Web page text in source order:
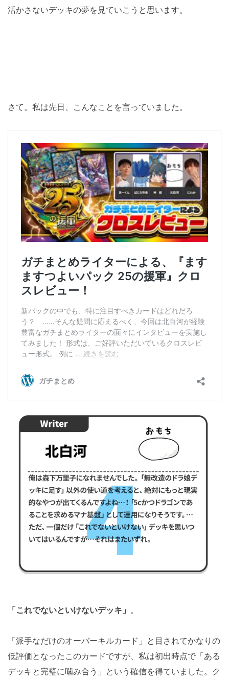
活かさないデッキの夢を見ていこうと思います。
さて。私は先日、こんなことを言っていました。
「これでないといけないデッキ」 。
「派手なだけのオーバーキルカード」と目されてかなりの
低評価となったこのカードですが、私は初出時点で「ある
デッキと完璧に噛み合う」という確信を得ていました。ク